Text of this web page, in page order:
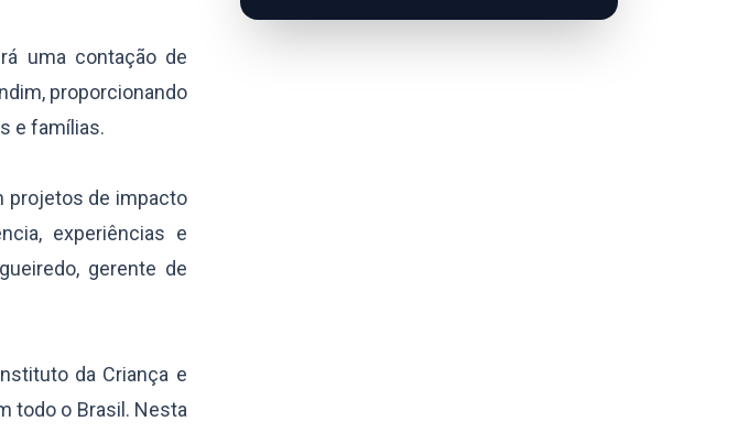
uma contação de
proporcionando
e famílias.
projetos de impacto
experiências e
gerente de
da Criança e
todo o Brasil. Nesta